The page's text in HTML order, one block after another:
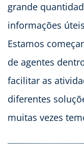
grande
informações
Estamos
de agentes
facilitar as
diferentes
muitas vezes